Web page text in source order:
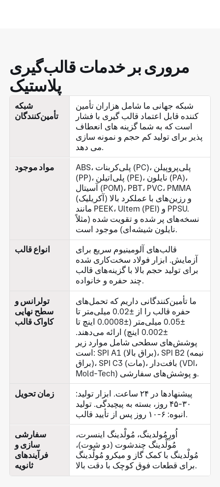
مروری بر خدمات قالب‌گیری
پلاستیک
شبکه
تأمین‌کنندگان
شبکه جهانی ما شامل هزاران تأمین
کننده قابل اعتماد قالب گیری با فشار
است که به شما گزینه های انعطاف
پذیر برای تولید کم حجم و نمونه سازی
می دهد.
مواد موجود
ABS، پلی‌کربنات (PC)، پلی‌پروپیلن
(PP)، پلی‌اتیلن (PE)، نایلون (PA)،
آسیتال (POM)، PBT، PVC، PMMA
(آکریلیک) و رزین‌های با عملکرد بالا
مانند PEEK، Ultem (PEI) و PPSU.
نسخه‌های پر شده و تقویت شده (مثلاً
نایلون شیشه‌ای) موجود است.
انواع قالب
قالب‌های آلومینیوم سریع برای
آزمایش. ابزار فولاد سخت‌کاری شده
برای تولید حجم بالا با گزینه‌های قالب
چند حفره و خانواده.
تولرانس و
سطح نهایی
کاواک قالب
ما تأمین‌کنندگانی داریم که تحمل‌های
حفره قالب را از ±0.02 میلی‌متر تا
±0.05 میلی‌متر (±0.0008 اینچ تا
±0.002 اینچ) ارائه می‌دهند.
پوشش‌های سطحی شامل موارد زیر
است: SPI A1 (براق بالا)، SPI B2 (نیمه
براق)، SPI C3 (مات)، بافت‌دار (VDI،
Mold-Tech) و پوشش‌های سفارشی.
زمان تحویل
پیشنهادها در ۲۴ ساعت. ابزار تولید:
۳۰-۴۵ روز، بسته به پیچیدگی. تولید
انبوه: ۶-۱۰ روز پس از تأیید قالب.
سفارشی
سازی و
فرآیندهای
ثانویه
اُورِمُولدینگ، مُولْدینگ اینسرت،
مُولْدینگ چندشوت (دو شوت)،
مُولْدینگ با کمک گاز و میکرو مُولْدینگ
برای قطعات فوق کوچک با دقت بالا.